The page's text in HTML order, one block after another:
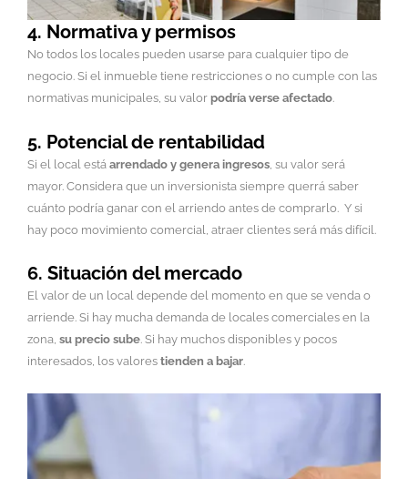
4. Normativa y permisos
No todos los locales pueden usarse para cualquier tipo de
negocio. Si el inmueble tiene restricciones o no cumple con las
normativas municipales, su valor podría verse afectado
5. Potencial de rentabilidad
Si el local está arrendado y genera ingresos , su valor será
mayor. Considera que un inversionista siempre querrá saber
cuánto podría ganar con el arriendo antes de comprarlo. Y si
hay poco movimiento comercial, atraer clientes será más difícil.
6. Situación del mercado
El valor de un local depende del momento en que se venda o
arriende. Si hay mucha demanda de locales comerciales en la
zona, su precio sube. Si hay muchos disponibles y pocos
interesados, los valores tienden a bajar.